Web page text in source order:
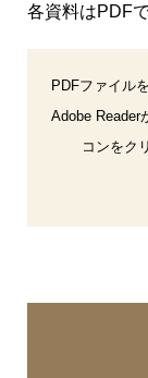
各資料はPDF
PDFファイル
Adobe Reader
コンをク